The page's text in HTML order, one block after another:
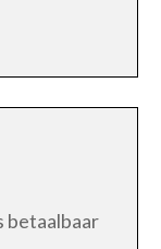
betaalbaar